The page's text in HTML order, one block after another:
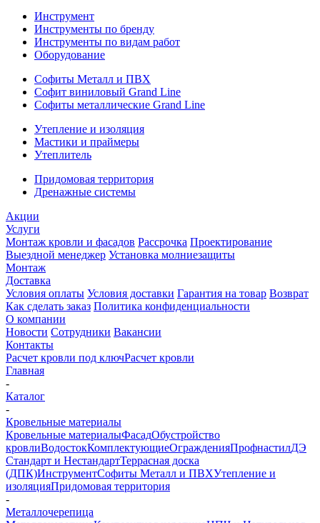
Инструмент
Инструменты по бренду
Инструменты по видам работ
Оборудование
Софиты Металл и ПВХ
Софит виниловый Grand Line
Софиты металлические Grand Line
Утепление и изоляция
Мастики и праймеры
Утеплитель
Придомовая территория
Дренажные системы
Акции
Услуги
Монтаж кровли и фасадов Рассрочка Проектирование
Выездной менеджер Установка молниезащиты
Монтаж
Доставка
Условия оплаты Условия доставки Гарантия на товар Возврат
Как сделать заказ Политика конфиденциальности
О компании
Новости Сотрудники Вакансии
Контакты
Расчет кровли под ключРасчет кровли
Главная
-
Каталог
-
Кровельные материалы
Кровельные материалыФасадОбустройство
кровлиВодостокКомплектующиеОгражденияПрофнастилДЭ
Стандарт и НестандартТеррасная доска
(ДПК)ИнструментСофиты Металл и ПВХУтепление и
изоляцияПридомовая территория
-
Металлочерепица